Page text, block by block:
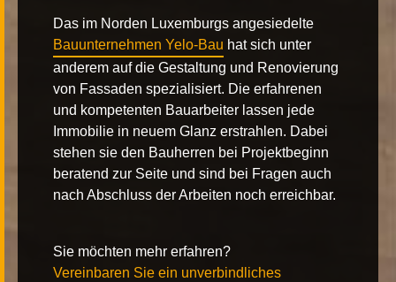
Das im Norden Luxemburgs angesiedelte
Bauunternehmen Yelo-Bau hat sich unter
anderem auf die Gestaltung und Renovierung
von Fassaden spezialisiert. Die erfahrenen
und kompetenten Bauarbeiter lassen jede
Immobilie in neuem Glanz erstrahlen. Dabei
stehen sie den Bauherren bei Projektbeginn
beratend zur Seite und sind bei Fragen auch
nach Abschluss der Arbeiten noch erreichbar.
Sie möchten mehr erfahren?
Vereinbaren Sie ein unverbindliches